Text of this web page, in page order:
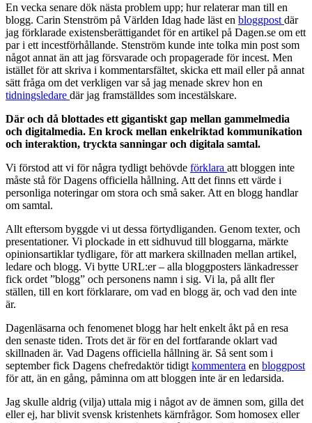
En vecka senare dök nästa problem upp; hur relaterar man till en
blogg. Carin Stenström på Världen Idag hade läst en bloggpost där
jag förklarade existensberättigandet för en artikel på Dagen.se om ett
par i ett incestförhållande. Stenström kunde inte tolka min post som
något annat än att jag försvarade och propagerade för incest. Men
istället för att skriva i kommentarsfältet, skicka ett mail eller på annat
sätt fråga om det verkligen var så jag menade skrev hon en
tidningsledare där jag framställdes som incestälskare.
Där och då blottades ett gigantiskt gap mellan gammelmedia
och digitalmedia. En krock mellan enkelriktad kommunikation
och interaktion, tryckta sanningar och digitala samtal.
Vi förstod att vi för några tydligt behövde förklara att bloggen inte
måste stå för Dagens officiella hållning. Att det finns ett värde i
personliga noteringar om stora och små saker. Att en blogg handlar
om samtal.
Allt eftersom byggde vi ut dessa förtydliganden. Genom texter, och
presentationer. Vi plockade in ett sidhuvud till bloggarna, märkte
opinionsartiklar tydligare, för att markera skillnaden mellan artikel,
ledare och blogg. Vi bytte URL:er – alla bloggposters länkadresser
fick ordet ”blogg” och personens namn i sig. Vi la, på allt fler
ställen, till en kort förklarare, om vad en blogg är, och vad den inte
är.
Dagenläsarna och fenomenet blogg har helt enkelt åkt på en resa
den senaste tiden. Trots det är för en del fortfarande oklart vad
skillnaden är. Vad Dagens officiella hållning är. Så sent som i
september fick Dagens chefredaktör tidigt kommentera en bloggpost
för att, än en gång, påminna om att bloggen inte är en ledarsida.
Jag skulle aldrig (vilja) uttala mig i något av de ämnen som, gilla det
eller ej, har blivit svensk kristenhets kärnfrågor. Som homosex eller